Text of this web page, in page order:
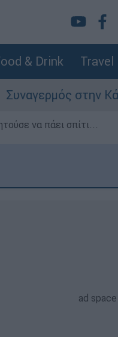
& Drink Travel
Κάρπαθο:
να πάει σπίτι...